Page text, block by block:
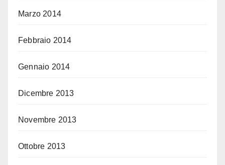
Marzo 2014
Febbraio 2014
Gennaio 2014
Dicembre 2013
Novembre 2013
Ottobre 2013